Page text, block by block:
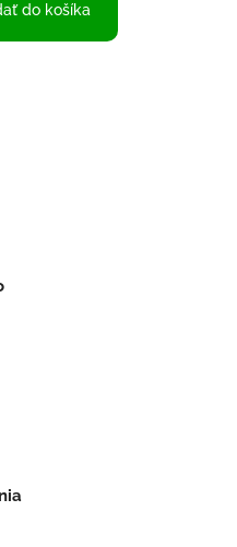
do košíka